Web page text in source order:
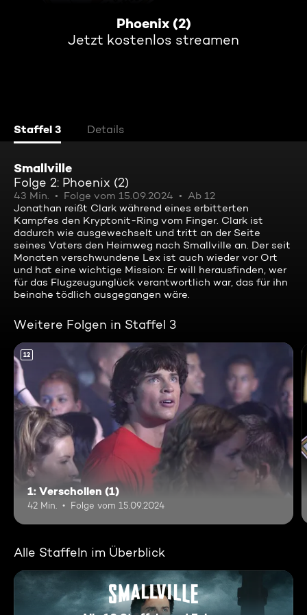
Phoenix (2)
Jetzt kostenlos streamen
Staffel 3 Details
Smallville
Folge 2: Phoenix (2)
43 Min. Folge vom 15.09.2024
Ab 12
Jonathan reißt Clark während eines erbitterten
Kampfes den Kryptonit-Ring vom Finger. Clark ist
dadurch wie ausgewechselt und tritt an der Seite
seines Vaters den Heimweg nach Smallville an. Der seit
Monaten verschwundene Lex ist auch wieder vor Ort
und hat eine wichtige Mission: Er will herausfinden, wer
für das Flugzeugunglück verantwortlich war, das für ihn
beinahe tödlich ausgegangen wäre.
Weitere Folgen in Staffel 3
12
1: Verschollen (1)
42 Min. Folge vom 15.09.2024
Alle Staffeln im Überblick